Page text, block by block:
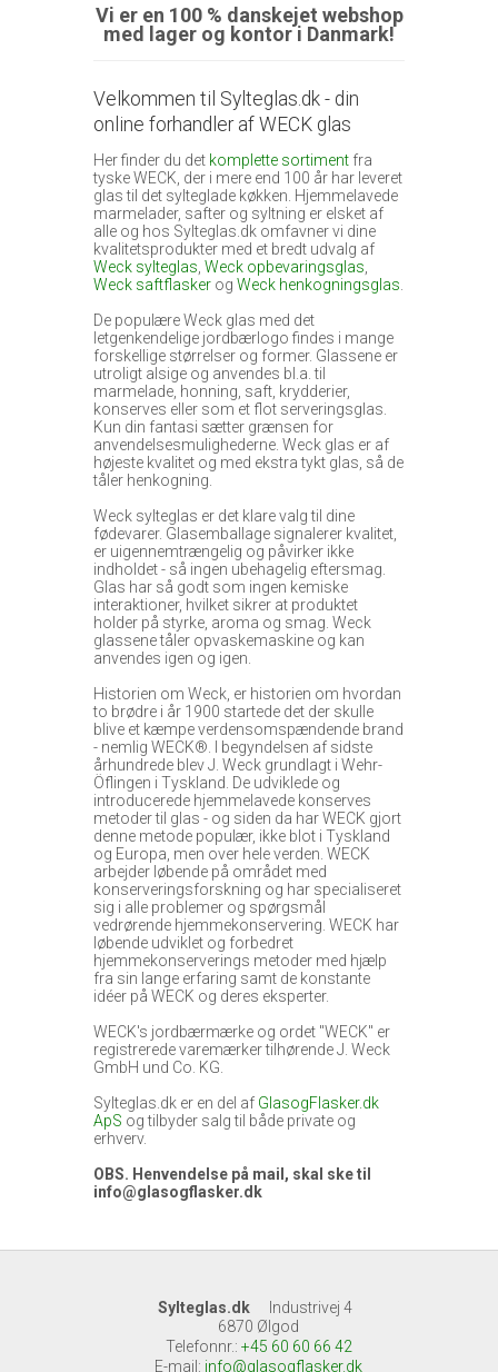
Vi er en 100 % danskejet webshop
med lager og kontor i Danmark!
Velkommen til Sylteglas.dk - din
online forhandler af WECK glas
Her finder du det komplette sortiment fra
tyske WECK, der i mere end 100 år har leveret
glas til det sylteglade køkken. Hjemmelavede
marmelader, safter og syltning er elsket af
alle og hos Sylteglas.dk omfavner vi dine
kvalitetsprodukter med et bredt udvalg af
Weck sylteglas Weck opbevaringsglas
Weck saftflasker og Weck henkogningsglas
De populære Weck glas med det
letgenkendelige jordbærlogo findes i mange
forskellige størrelser og former. Glassene er
utroligt alsige og anvendes bl.a. til
marmelade, honning, saft, krydderier,
konserves eller som et flot serveringsglas.
Kun din fantasi sætter grænsen for
anvendelsesmulighederne. Weck glas er af
højeste kvalitet og med ekstra tykt glas, så de
tåler henkogning.
Weck sylteglas er det klare valg til dine
fødevarer. Glasemballage signalerer kvalitet,
er uigennemtrængelig og påvirker ikke
indholdet - så ingen ubehagelig eftersmag.
Glas har så godt som ingen kemiske
interaktioner, hvilket sikrer at produktet
holder på styrke, aroma og smag. Weck
glassene tåler opvaskemaskine og kan
anvendes igen og igen.
Historien om Weck, er historien om hvordan
to brødre i år 1900 startede det der skulle
blive et kæmpe verdensomspændende brand
- nemlig WECK®. I begyndelsen af sidste
århundrede blev J. Weck grundlagt i Wehr-
Öflingen i Tyskland. De udviklede og
introducerede hjemmelavede konserves
metoder til glas - og siden da har WECK gjort
denne metode populær, ikke blot i Tyskland
og Europa, men over hele verden. WECK
arbejder løbende på området med
konserveringsforskning og har specialiseret
sig i alle problemer og spørgsmål
vedrørende hjemmekonservering. WECK har
løbende udviklet og forbedret
hjemmekonserverings metoder med hjælp
fra sin lange erfaring samt de konstante
idéer på WECK og deres eksperter.
WECK's jordbærmærke og ordet "WECK" er
registrerede varemærker tilhørende J. Weck
GmbH und Co. KG.
Sylteglas.dk er en del af GlasogFlasker.dk
ApS og tilbyder salg til både private og
erhverv.
OBS. Henvendelse på mail, skal ske til
info@glasogflasker.dk
Sylteglas.dk
Industrivej 4
6870 Ølgod
Telefonnr.: +45 60 60 66 42
E-mail : info@glasogflasker.dk